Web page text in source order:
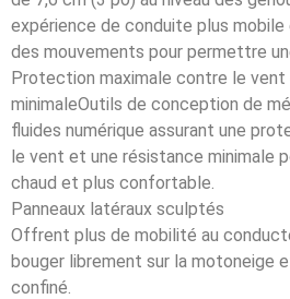
expérience de conduite plus
des mouvements pour permettre
Protection maximale contre le
minimaleOutils de conception de
fluides numérique assurant une
le vent et une résistance minimale
chaud et plus confortable.
Panneaux latéraux sculptés
Offrent plus de mobilité au
bouger librement sur la motoneige
confiné.